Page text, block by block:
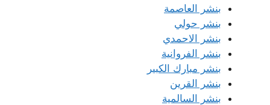
بنشر العاصمة
بنشر حولي
بنشر الاحمدي
بنشر الفروانية
بنشر مبارك الكبير
بنشر القرين
بنشر السالمية